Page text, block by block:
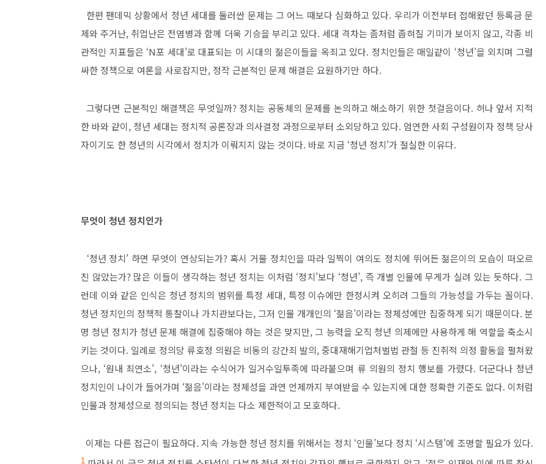
한편 팬데믹 상황에서 청년 세대를 둘러싼 문제는 그 어느 때보다 심화하고 있다. 우리가 이전부터 접해왔던 등록금 문
제와 주거난, 취업난은 전염병과 함께 더욱 기승을 부리고 있다. 세대 격차는 좀처럼 좁혀질 기미가 보이지 않고, 각종 비
관적인 지표들은 ‘N포 세대’로 대표되는 이 시대의 젊은이들을 옥죄고 있다. 정치인들은 매일같이 ‘청년’을 외치며 그럴
싸한 정책으로 여론을 사로잡지만, 정작 근본적인 문제 해결은 요원하기만 하다.
그렇다면 근본적인 해결책은 무엇일까? 정치는 공동체의 문제를 논의하고 해소하기 위한 첫걸음이다. 허나 앞서 지적
한 바와 같이, 청년 세대는 정치적 공론장과 의사결정 과정으로부터 소외당하고 있다. 엄연한 사회 구성원이자 정책 당사
자이기도 한 청년의 시각에서 정치가 이뤄지지 않는 것이다. 바로 지금 ‘청년 정치’가 절실한 이유다.
무엇이 청년 정치인가
‘청년 정치’ 하면 무엇이 연상되는가? 혹시 거물 정치인을 따라 일찍이 여의도 정치에 뛰어든 젊은이의 모습이 떠오르
진 않았는가? 많은 이들이 생각하는 청년 정치는 이처럼 ‘정치’보다 ‘청년’, 즉 개별 인물에 무게가 실려 있는 듯하다.그
런데 이와 같은 인식은 청년 정치의 범위를 특정 세대, 특정 이슈에만 한정시켜 오히려 그들의 가능성을 가두는 꼴이다.
청년 정치인의 정책적 통찰이나 가치관보다는,그저 인물 개개인의 ‘젊음’이라는 정체성에만 집중하게 되기 때문이다. 분
명 청년 정치가 청년 문제 해결에 집중해야 하는 것은 맞지만,그 능력을 오직 청년 의제에만 사용하게 해 역할을 축소시
키는 것이다. 일례로 정의당 류호정 의원은 비동의 강간죄 발의,중대재해기업처벌법 관철 등 진취적 의정 활동을 펼쳐왔
으나, ‘원내 최연소’, ‘청년’이라는 수식어가 일거수일투족에 따라붙으며 류 의원의 정치 행보를 가렸다. 더군다나 청년
정치인이 나이가 들어가며 ‘젊음’이라는 정체성을 과연 언제까지 부여받을 수 있는지에 대한 정확한 기준도 없다. 이처럼
인물과 정체성으로 정의되는 청년 정치는 다소 제한적이고 모호하다.
이제는 다른 접근이 필요하다.지속 가능한 청년 정치를 위해서는 정치 ‘인물’보다 정치 ‘시스템’에 조명할 필요가 있다.
1